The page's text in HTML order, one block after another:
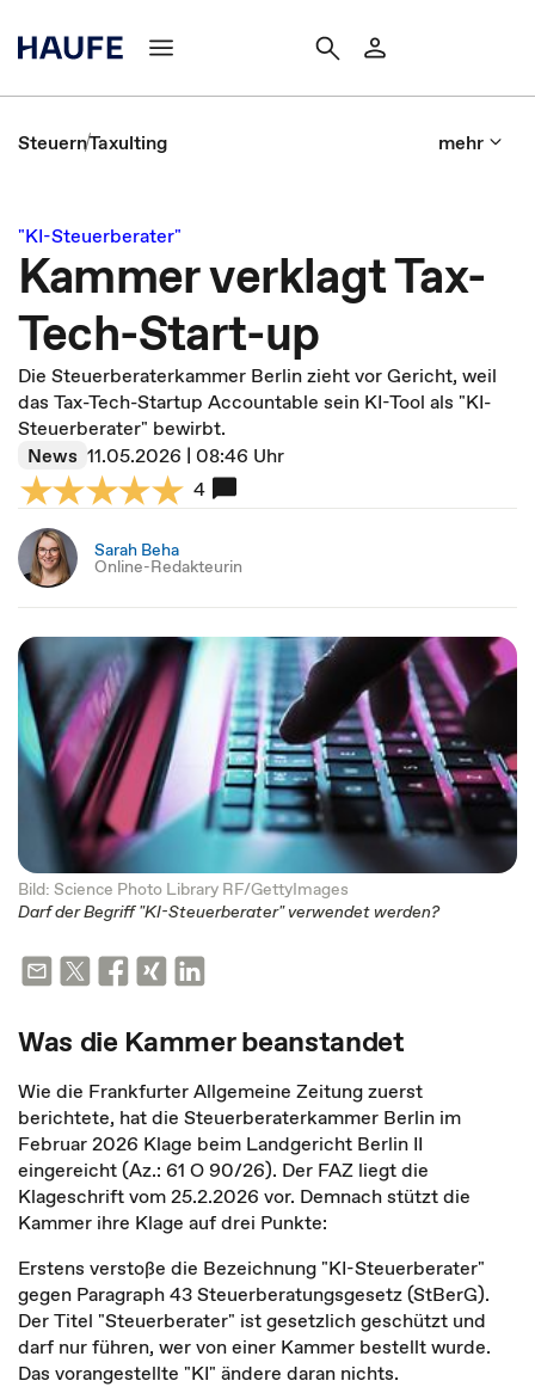
SteuernTaxulting mehr
"KI-Steuerberater"
Kammer verklagt Tax-
Tech-Start-up
Die Steuerberaterkammer Berlin zieht vor Gericht, weil
das Tax-Tech-Startup Accountable sein KI-Tool als "KI-
Steuerberater" bewirbt.
News 11.05.2026 | 08:46 Uhr
4
Sarah Beha
Online-Redakteurin
Bild: Science Photo Library RF/GettyImages
Darf der Begriff "KI-Steuerberater" verwendet werden?
Was die Kammer beanstandet
Wie die Frankfurter Allgemeine Zeitung zuerst
berichtete, hat die Steuerberaterkammer Berlin im
Februar 2026 Klage beim Landgericht Berlin II
eingereicht (Az.: 61 O 90/26). Der FAZ liegt die
Klageschrift vom 25.2.2026 vor. Demnach stützt die
Kammer ihre Klage auf drei Punkte:
Erstens verstoße die Bezeichnung "KI-Steuerberater"
gegen Paragraph 43 Steuerberatungsgesetz (StBerG).
Der Titel "Steuerberater" ist gesetzlich geschützt und
darf nur führen, wer von einer Kammer bestellt wurde.
Das vorangestellte "KI" ändere daran nichts.